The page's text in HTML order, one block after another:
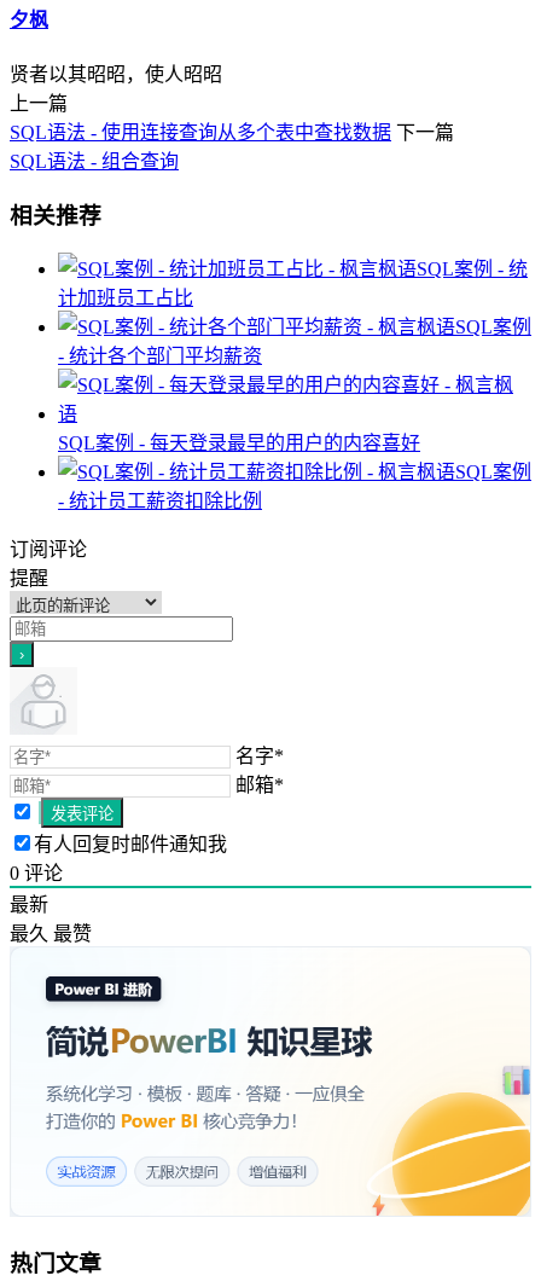
夕枫
贤者以其昭昭，使人昭昭
上一篇
SQL语法 - 使用连接查询从多个表中查找数据 下一篇
SQL语法 - 组合查询
相关推荐
SQL案例 - 统
计加班员工占比
SQL案例
- 统计各个部门平均薪资
SQL案例 - 每天登录最早的用户的内容喜好
SQL案例
- 统计员工薪资扣除比例
订阅评论
提醒
名字*
邮箱*
有人回复时邮件通知我
0 评论
最新
最久 最赞
热门文章